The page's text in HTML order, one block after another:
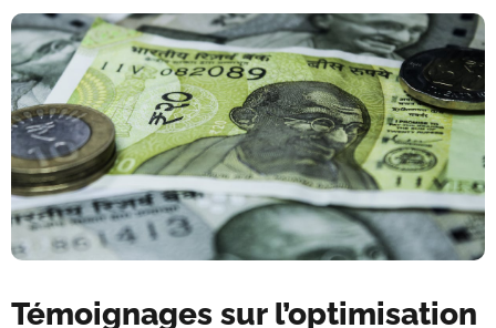
Témoignages sur l’optimisation